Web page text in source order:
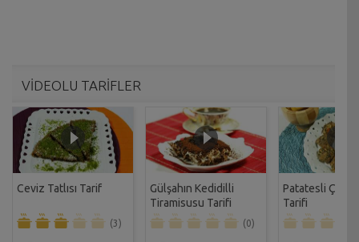
VİDEOLU TARİFLER
Ceviz Tatlısı Tarif
(3)
Gülşahın Kedidilli
Tiramisusu Tarifi
(0)
Patatesli Çıtır
Tarifi